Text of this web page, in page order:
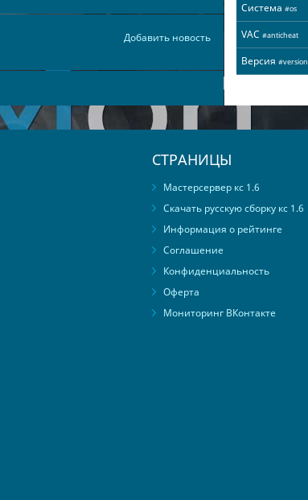
Добавить новость
Система #os
VAC #anticheat
Версия #version
СТРАНИЦЫ
Мастерсервер кс 1.6
Скачать русскую сборку кс 1.6
Информация о рейтинге
Соглашение
Конфиденциальность
Оферта
Мониторинг ВКонтакте